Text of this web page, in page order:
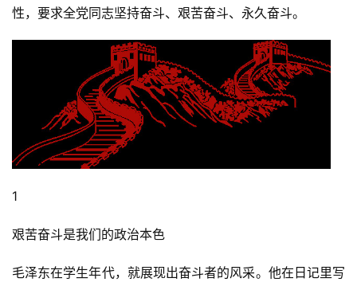
性，要求全党同志坚持奋斗、艰苦奋斗、永久奋斗。
1
艰苦奋斗是我们的政治本色
毛泽东在学生年代，就展现出奋斗者的风采。他在日记里写